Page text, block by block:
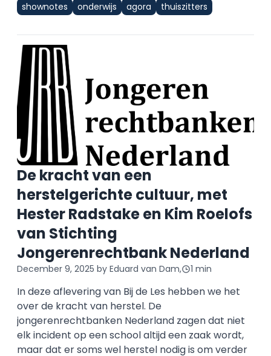
shownotes onderwijs agora thuiszitters
De kracht van een
herstelgerichte cultuur, met
Hester Radstake en Kim Roelofs
van Stichting
Jongerenrechtbank Nederland
December 9, 2025 by Eduard van Dam, 1 min
In deze aflevering van Bij de Les hebben we het
over de kracht van herstel. De
jongerenrechtbanken Nederland zagen dat niet
elk incident op een school altijd een zaak wordt,
maar dat er soms wel herstel nodig is om verder